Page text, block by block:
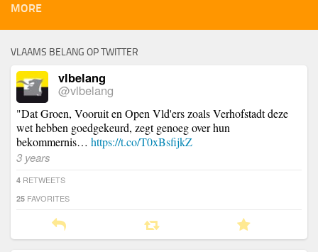
MORE
VLAAMS BELANG OP TWITTER
vlbelang
@vlbelang
"Dat Groen, Vooruit en Open Vld'ers zoals Verhofstadt deze
wet hebben goedgekeurd, zegt genoeg over hun
bekommernis… https://t.co/T0xBsfijkZ
3 years
4 RETWEETS
25 FAVORITES